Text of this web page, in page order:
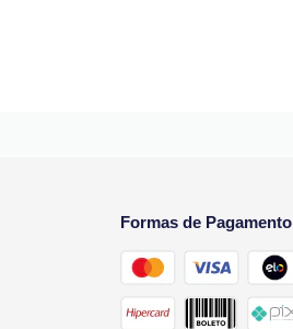
Formas de Pagamento